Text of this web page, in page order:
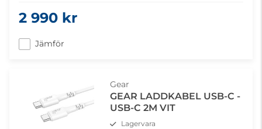
2 990 kr
Jämför
Gear
GEAR LADDKABEL USB-C -
USB-C 2M VIT
Lagervara